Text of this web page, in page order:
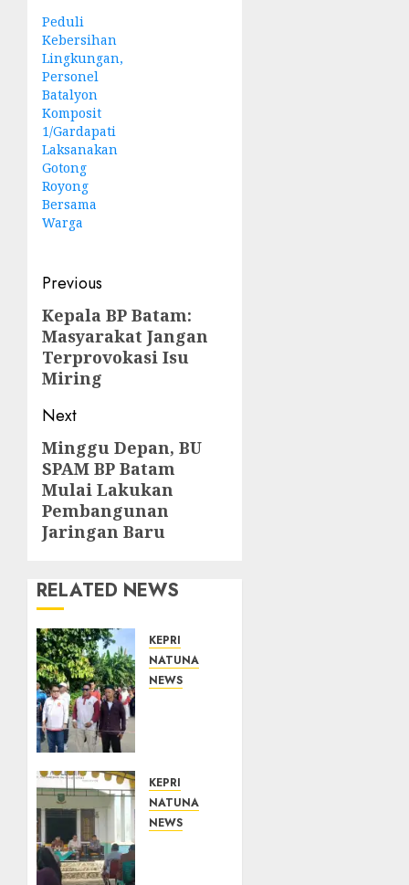
Peduli
Kebersihan
Lingkungan,
Personel
Batalyon
Komposit
1/Gardapati
Laksanakan
Gotong
Royong
Bersama
Warga
Post
navigation
Previous
Previous
post:
Kepala BP Batam:
Masyarakat Jangan
Terprovokasi Isu
Miring
Next
Next
post:
Minggu Depan, BU
SPAM BP Batam
Mulai Lakukan
Pembangunan
Jaringan Baru
RELATED NEWS
KEPRI
NATUNA
NEWS
Selading,
Marzuki
Ajak
KEPRI
NATUNA
NEWS